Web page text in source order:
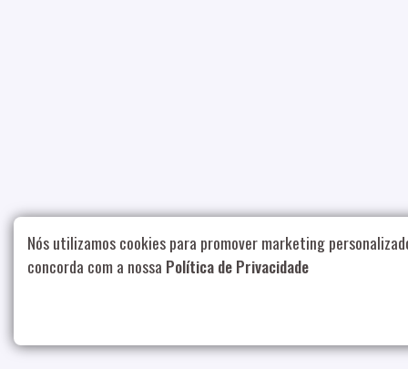
Nós utilizamos cookies para promover marketing
concorda com a nossa Política de Privacidade